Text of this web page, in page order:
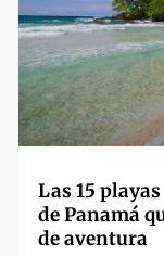
Las 15
de Panamá
de aventura